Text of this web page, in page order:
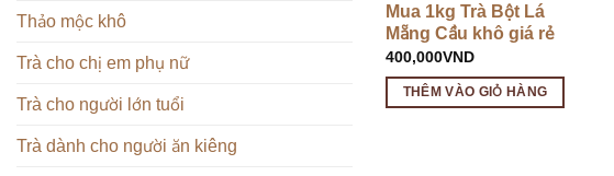
Thảo mộc khô
Trà cho chị em phụ nữ
Trà cho người lớn tuổi
Trà dành cho người ăn kiêng
Mua 1kg Trà Bột Lá
Mẵng Cầu khô giá rẻ
400,000VND
THÊM VÀO GIỎ HÀNG